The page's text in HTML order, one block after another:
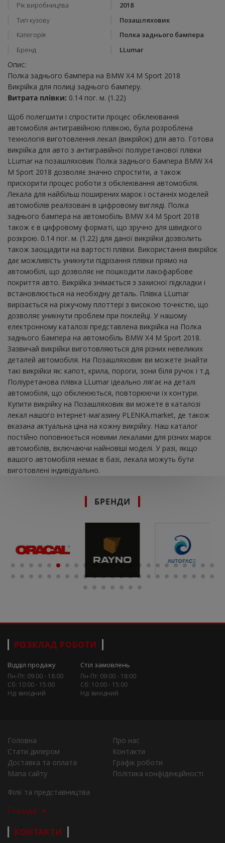
Рік виробництва
2018
Тип кузову
Позашляховик
Категорія
Полка заднього бампера
Бренд
LLumar
Опис:
Полка заднього бампера на BMW X4 M Sport 2018
Викрійка для полиці заднього бамперу.
Витрата плівки: 0.14 пог. м. (1.22)
Щоб полегшити і спростити процес обклеювання
автомобіля антигравійною плівкою, була розроблена
технологія виготовлення лекал (викрійок) для авто. Готова
викрійка для авто з антигравійної поліуретанової плівки
LLumar на позашляховик Полка заднього бампера BMW X4
M Sport 2018 дозволяє значно спростити, а також
прискорити процес роботи з обклеювання автомобіля.
Лекала для найбільш поширених марок і останніх моделей
автомобілів реалізовані в цифровому вигляді. Полка
заднього бампера на автомобіль BMW X4 M Sport 2018
також є в цифровому форматі, що зручно для швидкого
розкрою. 0.14 пог. м. (1.22) для даної викрійки дозволить
також заощадити на вартості плівки. Використання викрійок
дає можливість уникнути підрізання плівки прямо на
автомобілі, що дозволяє не пошкодити лакофарбове
покриття авто. Викрійка знімається з захисної підкладки і
встановлюється на необхідну деталь. Плівка LLumar
вирізається на ріжучому плоттері з високою точністю, що
дозволяє уникнути проблем при поклейці. У нашому
електронному каталозі представлена ​​викрійка на Полка
заднього бампера на автомобіль BMW X4 M Sport 2018.
Зазвичай викрійки виготовляються для різних невеликих
деталей автомобіля. На Позашляховик ви можете знайти
такі викрійки як: капот, крила, пороги, зони біля ручок і т.д.
Поліуретанова плівка LLumar ідеально лягає на деталі
автомобіля, що обклеюються, повторюючи їх контури.
Купити викрійку на Позашляховик ви можете в каталозі
лекал нашого інтернет-магазину PLENKA.market, де також
вказана актуальна ціна на кожну викрійку. Наш каталог
постійно поповнюється новими лекалами для різних марок
автомобілів, включаючи найновіші моделі. У разі, якщо
вашого автомобіля немає в базі, лекала можуть бути
виготовлені індивідуально.
БРЕНДИ
РОЗКЛАД РОБОТИ
Відділ продажу
Пн-Пт: 09:00 - 18:00
Сб: 10:00 - 15:00
Нд: вихідний
Стіл замовлень
Пн-Пт: 09:00 - 18:00
Сб: 10:00 - 15:00
Нд: вихідний
Головна
Про нас
Стати дилером
Контакти
Доставка та оплата
Графік роботи
Мапа сайту
Політика конфіденційності
Філії та представництва
Города
КОНТАКТИ